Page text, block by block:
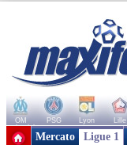
OM PSG Lyon Lille
+ de clubs
Mercato Ligue 1